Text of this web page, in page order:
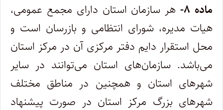
ماده ۸-
هر سازمان استان دارای مجمع عمومی،
هیات مدیره، شورای انتظامی و بازرسان است و
محل استقرار دایم دفتر مرکزی آن در مرکز استان
‌می‌باشد. سازمان‌های استان می‌توانند در سایر
شهرهای استان و همچنین در مناطق مختلف
شهرهای بزرگ مرکز استان در صورت پیشنهاد